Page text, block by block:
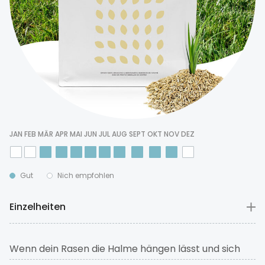
JAN FEB MÄR APR MAI JUN JULAUG SEPT OKT NOVDEZ
Gut Nich empfohlen
Einzelheiten
Wenn dein Rasen die Halme hängen lässt und sich